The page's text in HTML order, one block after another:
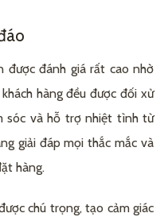
được đánh giá rất cao nhờ
hàng đều được đối xử
sóc và hỗ trợ nhiệt tình từ
giải đáp mọi thắc mắc và
hàng.
chú trọng, tạo cảm giác